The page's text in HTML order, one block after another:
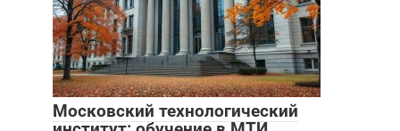
Московский технологический